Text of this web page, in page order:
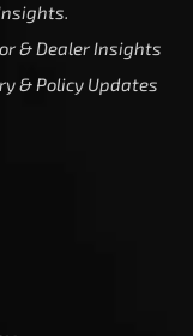
& Dealer Insights
& Policy Updates